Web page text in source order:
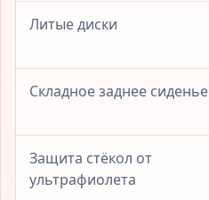
Литые диски
Складное заднее сиденье
Защита стёкол от
ультрафиолета